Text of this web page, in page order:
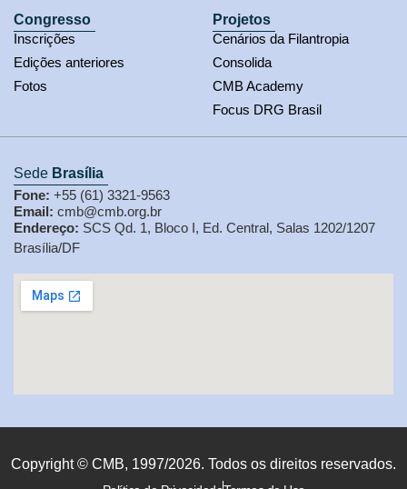
Congresso
Inscrições
Edições anteriores
Fotos
Projetos
Cenários da Filantropia
Consolida
CMB Academy
Focus DRG Brasil
Sede Brasília
Fone: +55 (61) 3321-9563
Email: cmb@cmb.org.br
Endereço: SCS Qd. 1, Bloco I, Ed. Central, Salas 1202/1207
Brasília/DF
Copyright © CMB, 1997/2026. Todos os direitos reservados.